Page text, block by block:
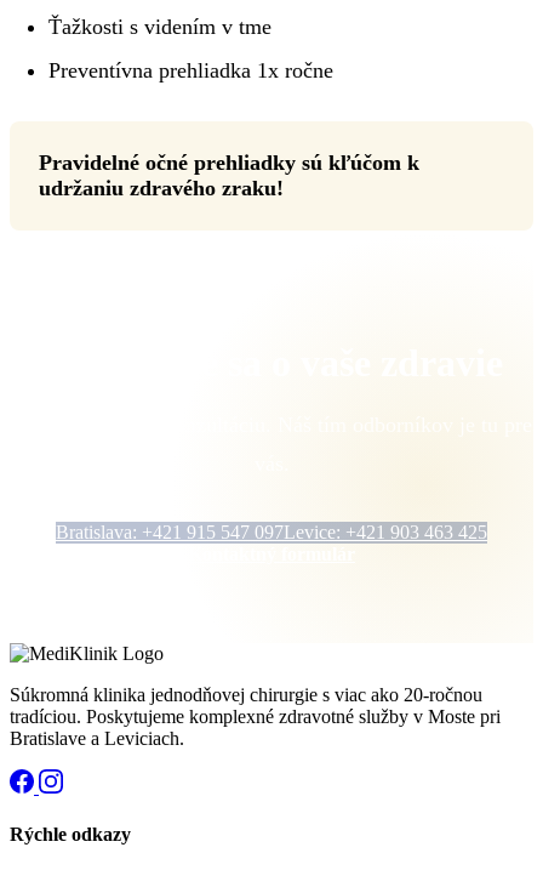
Ťažkosti s videním v tme
Preventívna prehliadka 1x ročne
Pravidelné očné prehliadky sú kľúčom k
udržaniu zdravého zraku!
Bratislava: +421 915 547 097Levice: +421 903 463 425
Súkromná klinika jednodňovej chirurgie s viac ako 20-ročnou
tradíciou. Poskytujeme komplexné zdravotné služby v Moste pri
Bratislave a Leviciach.
Rýchle odkazy